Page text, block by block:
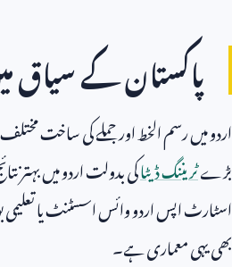
پاکستان کے سیاق
اردو میں رسم الخط اور جملے کی ساخت
بڑےٹریننگ ڈیٹاکی بدولت اردو میں بہتر
اسٹارٹ اپس اردو وائس اسسٹنٹ یا تعلیمی
بھی یہی معماری ہے۔